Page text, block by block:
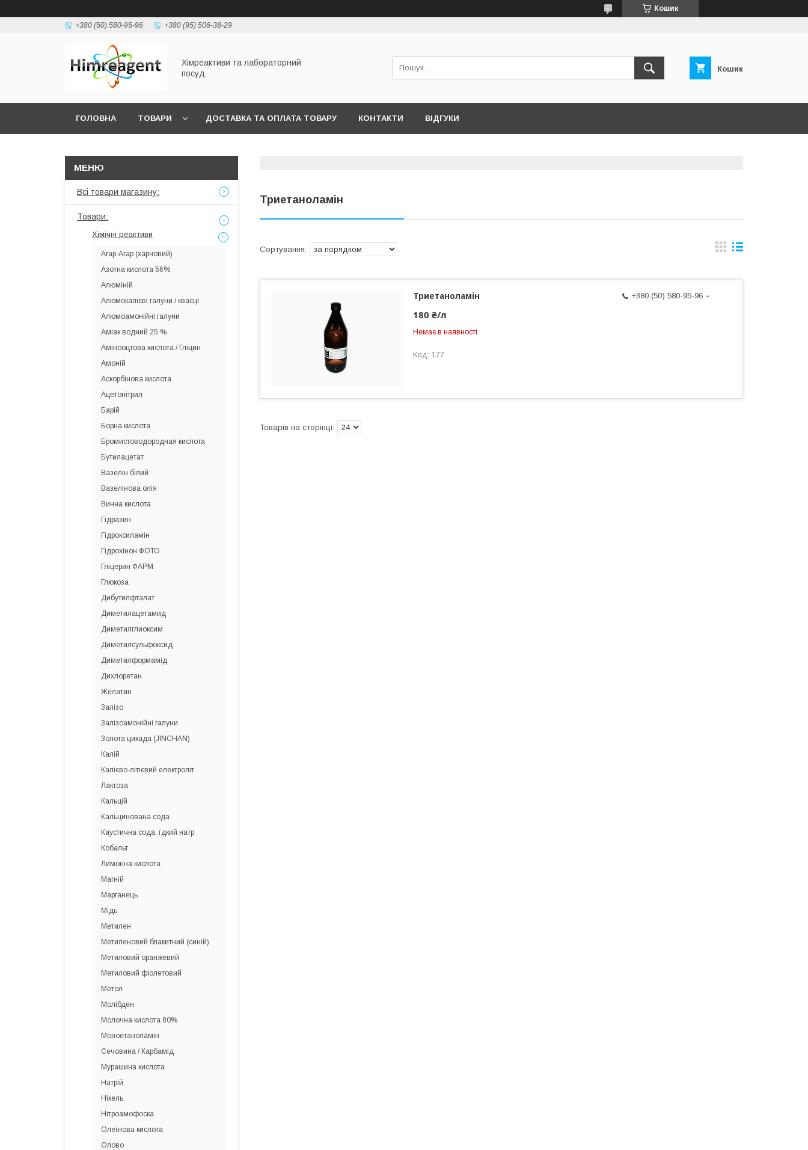
Кошик
+380 (50) 580-95-96 +380 (95) 506-38-29
Хімреактиви та лабораторний
посуд
Кошик
ГОЛОВНА ТОВАРИ ДОСТАВКА ТА ОПЛАТА ТОВАРУ КОНТАКТИ ВІДГУКИ
Триетаноламін
+380 (50) 580-95-96
Триетаноламін
180 ₴/л
Немає в наявності
177
Всі товари магазину:
Товари:
Хімічні реактиви
Агар-Агар (харчовий)
Азотна кислота 56%
Алюміній
Алюмокалієві галуни / квасці
Алюмоамонійні галуни
Аміак водний 25 %
Амінооцтова кислота / Гліцин
Амоній
Аскорбінова кислота
Ацетонітрил
Барій
Борна кислота
Бромистоводородная кислота
Бутилацетат
Вазелін білий
Вазелінова олія
Винна кислота
Гідразин
Гідроксиламін
Гідрохінон ФОТО
Гліцерин ФАРМ
Глюкоза
Дибутилфталат
Диметилацетамид
Диметилглиоксим
Диметилсульфоксид
Диметилформамід
Дихлоретан
Желатин
Залізо
Залізоамонійні галуни
Золота цикада (JINCHAN)
Калій
Калієво-літієвий електроліт
Лактоза
Кальцій
Кальцинована сода
Каустична сода, їдкий натр
Кобальт
Лимонна кислота
Магній
Марганець
Мідь
Метилен
Метиленовий блакитний (синій)
Метиловий оранжевий
Метиловий фіолетовий
Метол
Молібден
Молочна кислота 80%
Моноетаноламін
Сечовина / Карбамід
Мурашина кислота
Натрій
Нікель
Нітроамофоска
Олеїнова кислота
Олово